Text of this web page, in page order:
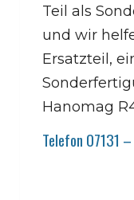
Teil als
und wir
Ersatzteil,
Hanomag
Telefon 07131 –